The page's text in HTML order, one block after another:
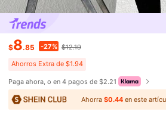
$8.85 -27% $12.19
Ahorros Extra de $1.94
Paga ahora, o en 4 pagos de $2.21
Ahorra $0.44en este